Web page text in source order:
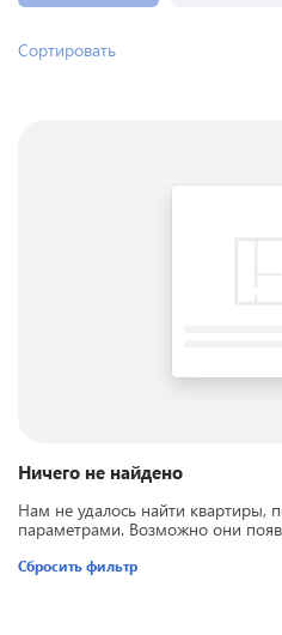
Сортировать
Ничего не найдено
Нам не удалось найти квартиры,
параметрами. Возможно они
Сбросить фильтр